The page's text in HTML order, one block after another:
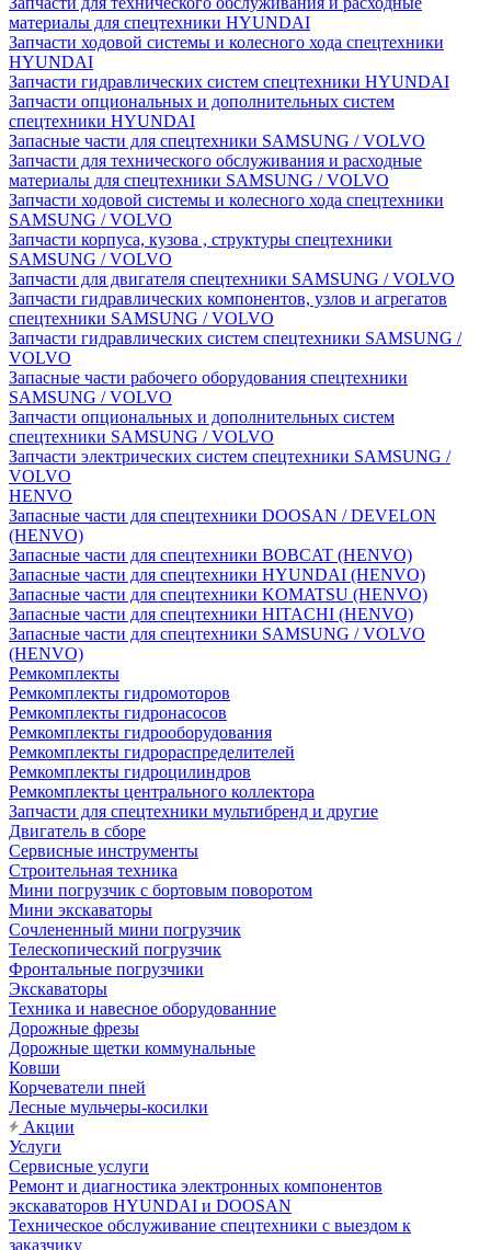
материалы для спецтехники HYUNDAI
Запчасти ходовой системы и колесного хода спецтехники
HYUNDAI
Запчасти гидравлических систем спецтехники HYUNDAI
Запчасти опциональных и дополнительных систем
спецтехники HYUNDAI
Запасные части для спецтехники SAMSUNG / VOLVO
Запчасти для технического обслуживания и расходные
материалы для спецтехники SAMSUNG / VOLVO
Запчасти ходовой системы и колесного хода спецтехники
SAMSUNG / VOLVO
Запчасти корпуса, кузова , структуры спецтехники
SAMSUNG / VOLVO
Запчасти для двигателя спецтехники SAMSUNG / VOLVO
Запчасти гидравлических компонентов, узлов и агрегатов
спецтехники SAMSUNG / VOLVO
Запчасти гидравлических систем спецтехники SAMSUNG /
VOLVO
Запасные части рабочего оборудования спецтехники
SAMSUNG / VOLVO
Запчасти опциональных и дополнительных систем
спецтехники SAMSUNG / VOLVO
Запчасти электрических систем спецтехники SAMSUNG /
VOLVO
HENVO
Запасные части для спецтехники DOOSAN / DEVELON
(HENVO)
Запасные части для спецтехники BOBCAT (HENVO)
Запасные части для спецтехники HYUNDAI (HENVO)
Запасные части для спецтехники KOMATSU (HENVO)
Запасные части для спецтехники HITACHI (HENVO)
Запасные части для спецтехники SAMSUNG / VOLVO
(HENVO)
Ремкомплекты
Ремкомплекты гидромоторов
Ремкомплекты гидронасосов
Ремкомплекты гидрооборудования
Ремкомплекты гидрораспределителей
Ремкомплекты гидроцилиндров
Ремкомплекты центрального коллектора
Запчасти для спецтехники мультибренд и другие
Двигатель в сборе
Сервисные инструменты
Строительная техника
Мини погрузчик с бортовым поворотом
Мини экскаваторы
Сочлененный мини погрузчик
Телескопический погрузчик
Фронтальные погрузчики
Экскаваторы
Техника и навесное оборудованние
Дорожные фрезы
Дорожные щетки коммунальные
Ковши
Корчеватели пней
Лесные мульчеры-косилки
Акции
Услуги
Сервисные услуги
Ремонт и диагностика электронных компонентов
экскаваторов HYUNDAI и DOOSAN
Техническое обслуживание спецтехники с выездом к
заказчику